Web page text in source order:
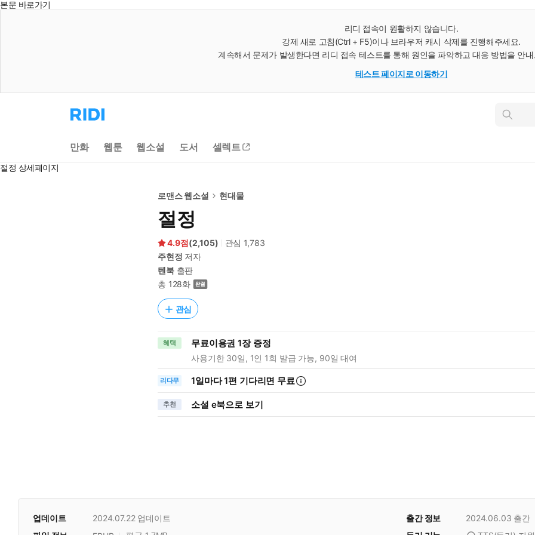
본문 바로가기
리디 접속이 원활하지 않습니다.
강제 새로 고침(Ctrl + F5)이나 브라우저 캐시 삭제를 진행해주세요.
계속해서 문제가 발생한다면 리디 접속 테스트를 통해 원인을 파악하고 대응 방법을 안
테스트 페이지로 이동하기
리
디
으
로
인
만화 웹툰 웹소설 도서 셀렉트
절정 상세페이지
로맨스 웹소설 현대물
절정
4.9 (2,105) 관심 1,783
주현정 저자
텐북출판
총 128화
관심
혜택 무료이용권 1장 증정
사용기한 30일, 1인 1회 발급 가능, 90일 대여
리다무 1일마다1편 기다리면 무료
추천 소설 e북으로 보기
업데이트 2024.07.22업데이트 출간 정보 2024.06.03 출간